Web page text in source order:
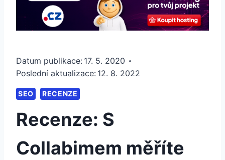
Datum publikace: 17. 5. 2020
Poslední aktualizace: 12. 8. 2022
SEO RECENZE
Recenze: S
Collabimem měříte